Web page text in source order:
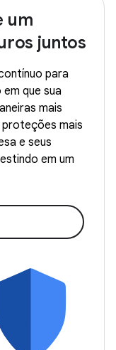
um
juntos
para
que sua
mais
mais
e seus
em um